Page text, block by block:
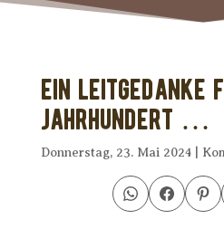
Ein Leitgedanke
Jahrhundert …
Donnerstag, 23. Mai 2024|